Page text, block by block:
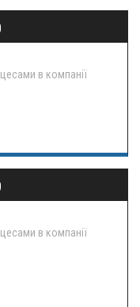
в компанії
в компанії